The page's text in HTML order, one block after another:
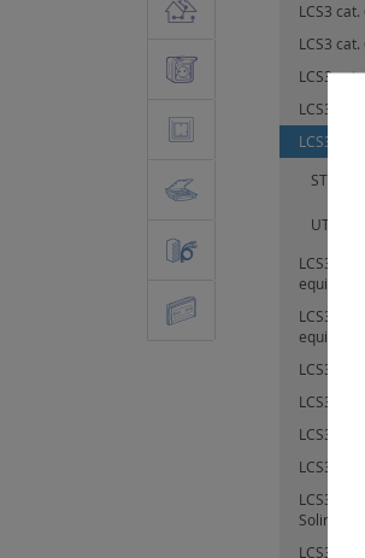
LCS3
LCS3
LCS3
LCS3 cat.
LCS3 C
STP
UTP
LCS3
equipados
LCS3
equipar
LCS3
LCS3
LCS3
LCS3
LCS3 cat.
Soliroc e
LCS3